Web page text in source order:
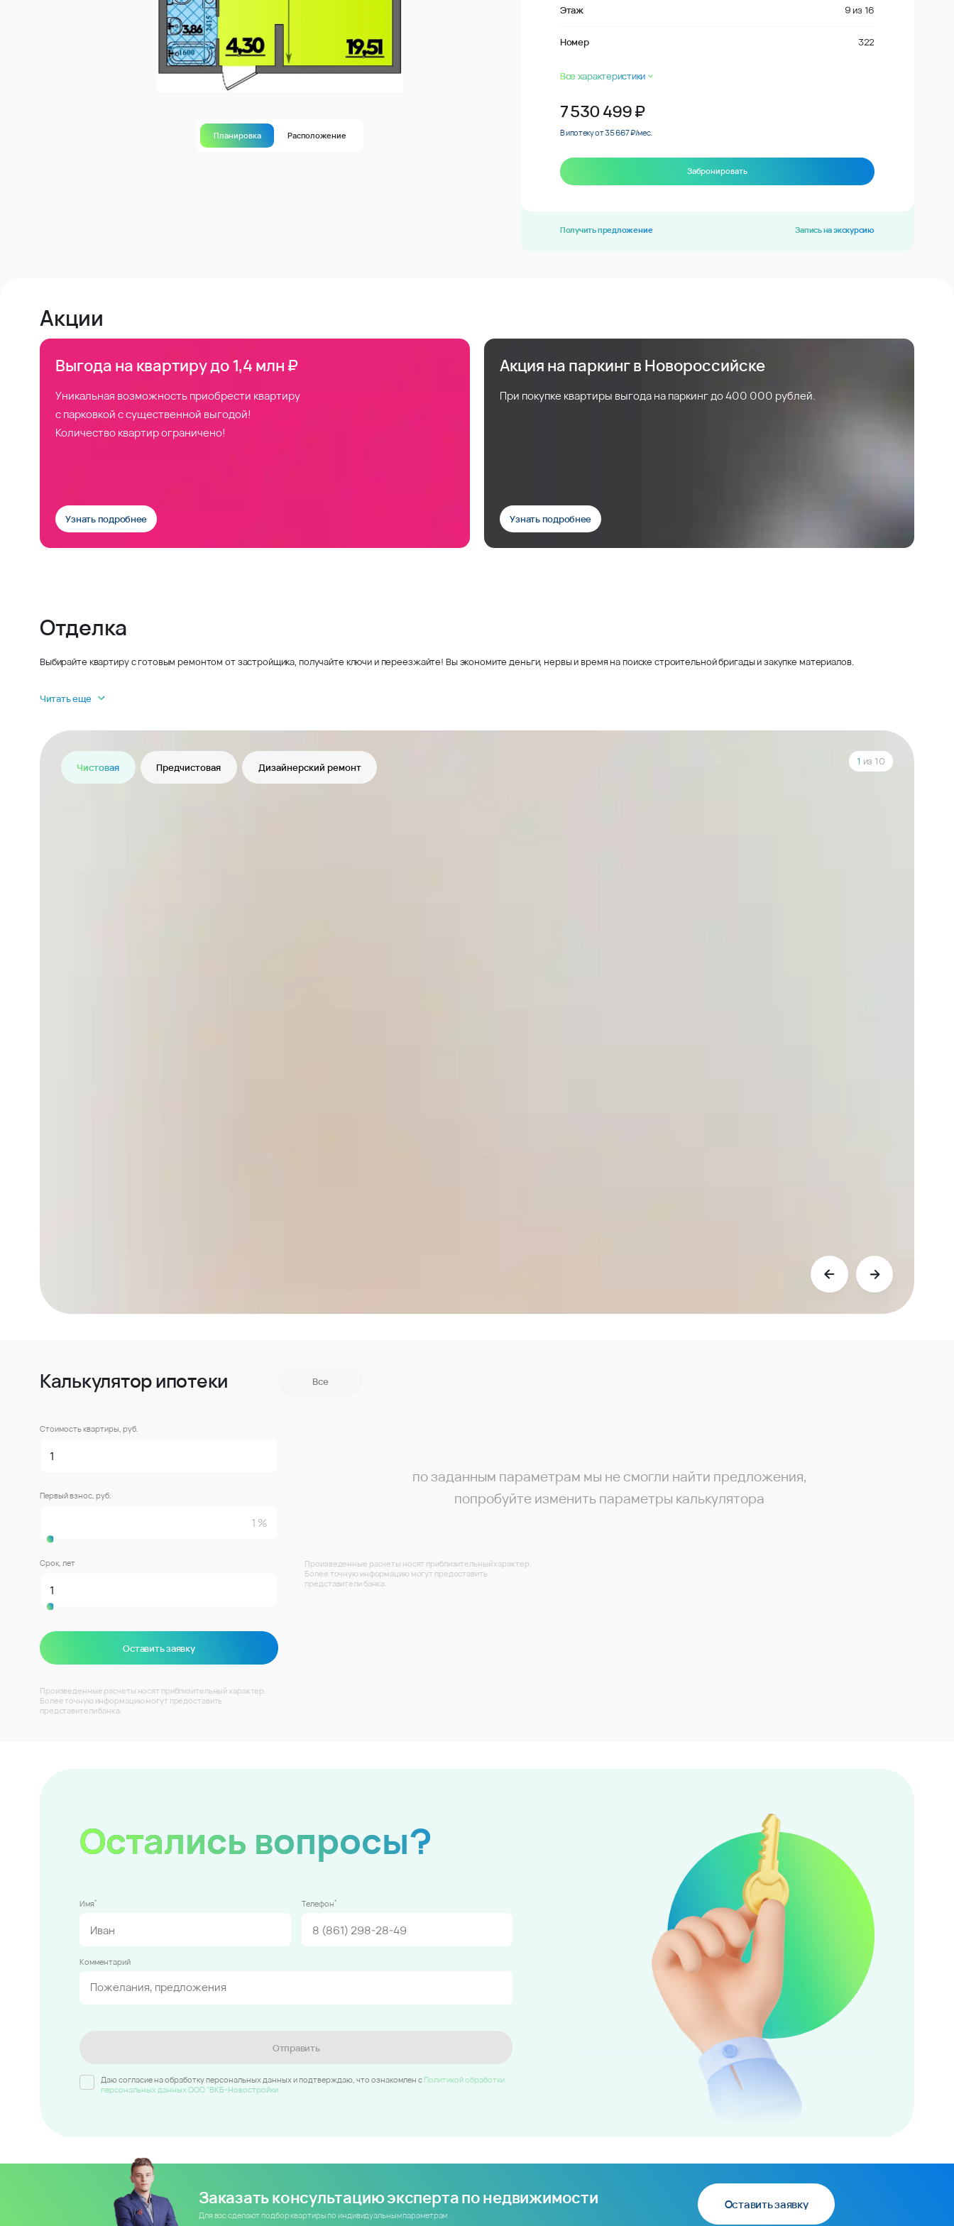
Планировка Расположение
Этаж 9 из 16
Номер 322
Все характеристики
7 530 499₽
В ипотеку от 35 667 ₽/мес.
Забронировать
Получить предложение Запись на экскурсию
Акции
Выгода на квартиру до 1,4 млн ₽
Уникальная возможность приобрести квартиру
с парковкой с существенной выгодой!
Количество квартир ограничено!
Узнать подробнее
Акция на паркинг в Новороссийске
При покупке квартиры выгода на паркинг до 400 000 рублей.
Узнать подробнее
Отделка
Выбирайте квартиру с готовым ремонтом от застройщика, получайте ключи и переезжайте! Вы экономите деньги, нервы и время на поиске строительной бригады и закупке материалов.
Читать еще
Чистовая Предчистовая Дизайнерский ремонт
1 из 10
Калькулятор ипотеки Все
Стоимость квартиры, руб.
Первый взнос, руб.
Срок, лет
Оставить заявку
Произведенные расчеты носят приблизительный характер.
Более точную информацию могут предоставить
представители банка.
по заданным параметрам мы не смогли найти предложения,
попробуйте изменить параметры калькулятора
Произведенные расчеты носят приблизительный характер.
Более точную информацию могут предоставить
представители банка.
Остались вопросы?
Имя* Телефон*
Комментарий
Отправить
Даю согласие на обработку персональных данных и подтверждаю, что ознакомлен c Политикой обработки
персональных данных ООО "ВКБ-Новостройки
Заказать консультацию эксперта по недвижимости
Для вас сделают подбор квартиры по индивидуальным параметрам
Оставить заявку